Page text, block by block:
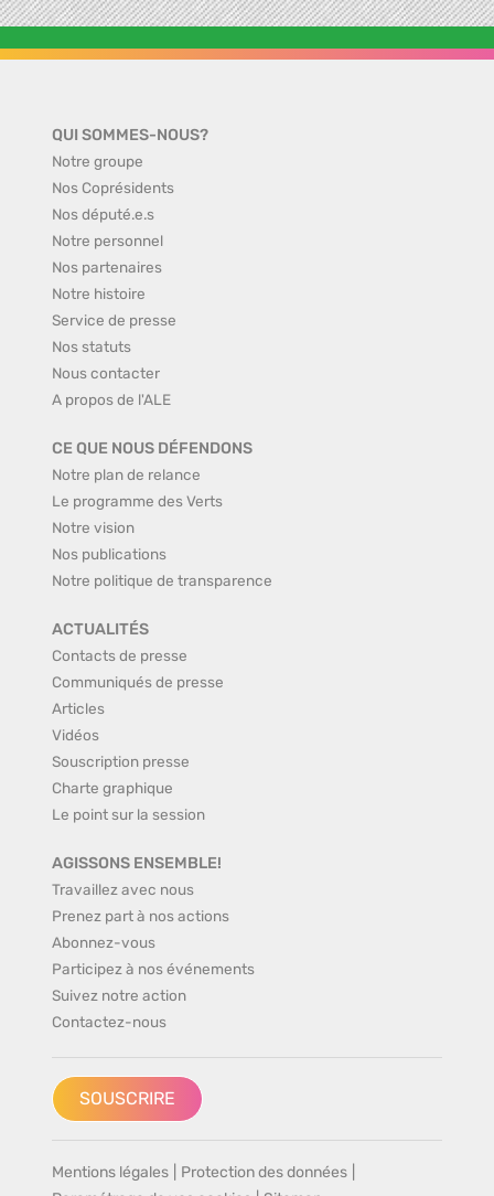
QUI SOMMES-NOUS?
Notre groupe
Nos Coprésidents
Nos député.e.s
Notre personnel
Nos partenaires
Notre histoire
Service de presse
Nos statuts
Nous contacter
A propos de l'ALE
CE QUE NOUS DÉFENDONS
Notre plan de relance
Le programme des Verts
Notre vision
Nos publications
Notre politique de transparence
ACTUALITÉS
Contacts de presse
Communiqués de presse
Articles
Vidéos
Souscription presse
Charte graphique
Le point sur la session
AGISSONS ENSEMBLE!
Travaillez avec nous
Prenez part à nos actions
Abonnez-vous
Participez à nos événements
Suivez notre action
Contactez-nous
SOUSCRIRE
Mentions légales Protection des données